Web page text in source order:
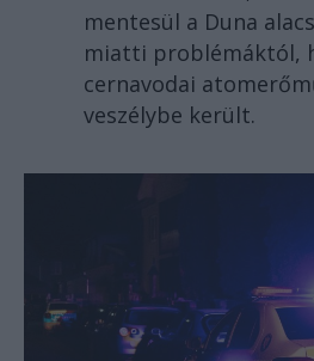
mentesül a Duna
miatti problémáktól,
cernavodai
veszélybe került.